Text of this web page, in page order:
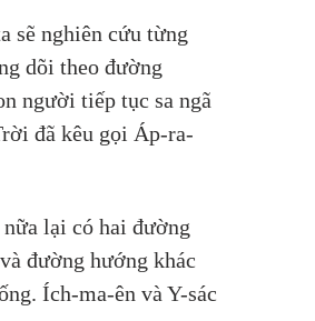
sẽ nghiên cứu từng
dõi theo đường
người tiếp tục sa ngã
đã kêu gọi Áp-ra-
lại có hai đường
đường hướng khác
Ích-ma-ên và Y-sác